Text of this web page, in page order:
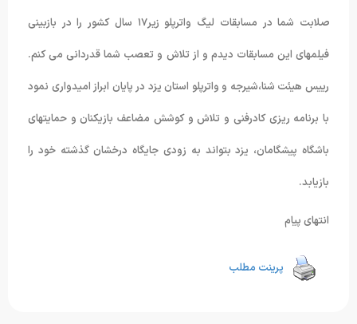
صلابت شما در مسابقات لیگ واترپلو زیر۱۷ سال کشور را در بازبینی
فیلمهای این مسابقات دیدم و از تلاش و تعصب شما قدردانی می کنم.
رییس هیئت شنا،شیرجه و واترپلو استان یزد در پایان ابراز امیدواری نمود
با برنامه ریزی کادرفنی و تلاش و کوشش مضاعف بازیکنان و حمایتهای
باشگاه پیشگامان، یزد بتواند به زودی جایگاه درخشان گذشته خود را
بازیابد.
انتهای پیام
پرینت مطلب